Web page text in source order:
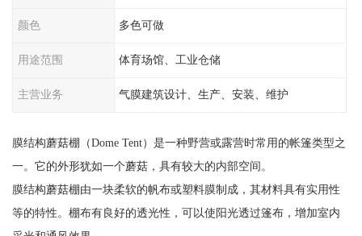
颜色 多色可做
用途范围 体育场馆、工业仓储
主营业务 气膜建筑设计、生产、安装、维护
膜结构蘑菇棚（Dome Tent）是一种野营或露营时常用的帐篷类型之
一。它的外形犹如一个蘑菇，具有较大的内部空间。
膜结构蘑菇棚由一块柔软的帆布或塑料膜制成，其材料具有实用性
等的特性。棚布有良好的透光性，可以使阳光透过篷布，增加室内